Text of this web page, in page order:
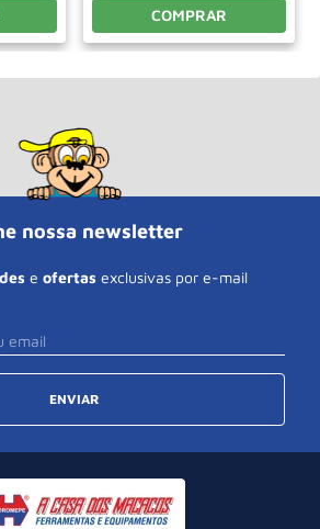
COMPRAR
nossa newsletter
e ofertas exclusivas por e-mail
ENVIAR